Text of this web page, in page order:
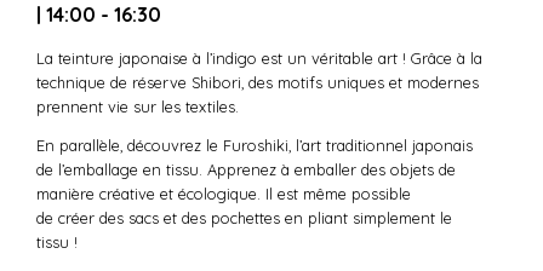
| 14:00 - 16:30
La teinture japonaise à l’indigo est un véritable art ! Grâce à la
technique de réserve Shibori, des motifs uniques et modernes
prennent vie sur les textiles.
En parallèle, découvrez le Furoshiki, l’art traditionnel japonais
de l’emballage en tissu. Apprenez à emballer des objets de
manière créative et écologique. Il est même possible
de créer des sacs et des pochettes en pliant simplement le
tissu !